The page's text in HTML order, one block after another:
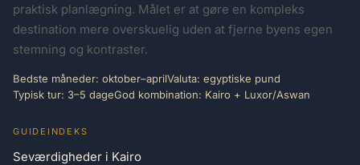
praktisk planlægning. Målet er at gøre en kompleks
destination mere overskuelig uden at fjerne byens egen
stemning og kontraster.
Bedste måneder: oktober–aprilValuta: egyptiske pund
Typisk tur: 3–5 dageGod kombination: Kairo + Luxor/Aswan
GUIDEINDEKS
Seværdigheder i Kairo